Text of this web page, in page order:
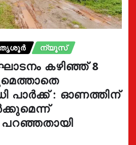
തൃശൂർ ന്യൂസ്
കഴിഞ്ഞ് 8
പാർക്ക് : ഓണത്തിന്